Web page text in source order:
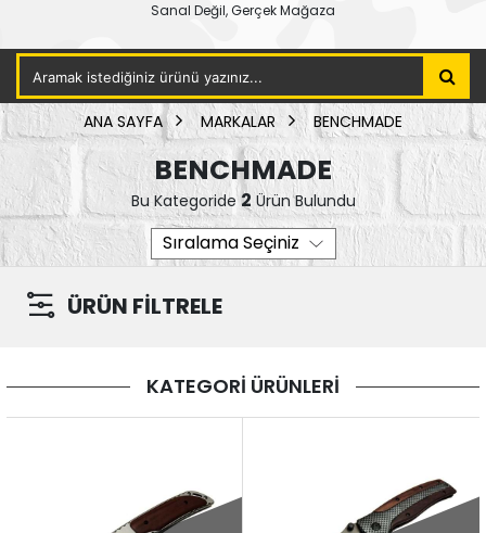
Sanal Değil, Gerçek Mağaza
ANA SAYFA MARKALAR BENCHMADE
BENCHMADE
Bu Kategoride2Ürün Bulundu
ÜRÜN FİLTRELE
KATEGORİ ÜRÜNLERİ